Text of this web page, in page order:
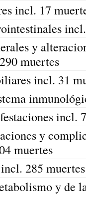
incl. 17
y
muertes
incl. 31
incl.
y
muertes
285 muertes
y de